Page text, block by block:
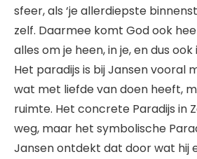
sfeer, als ‘je allerdiepste
zelf. Daarmee komt God ook
alles om je heen, in je, en dus
Het paradijs is bij Jansen vooral
wat met liefde van doen heeft,
ruimte. Het concrete Paradijs in
weg, maar het symbolische
Jansen ontdekt dat door wat hij